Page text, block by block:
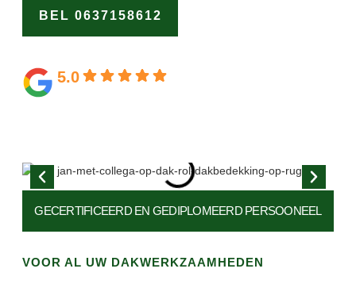
BEL 0637158612
5.0
GECERTIFICEERD EN GEDIPLOMEERD PERSOONEEL
VOOR AL UW DAKWERKZAAMHEDEN